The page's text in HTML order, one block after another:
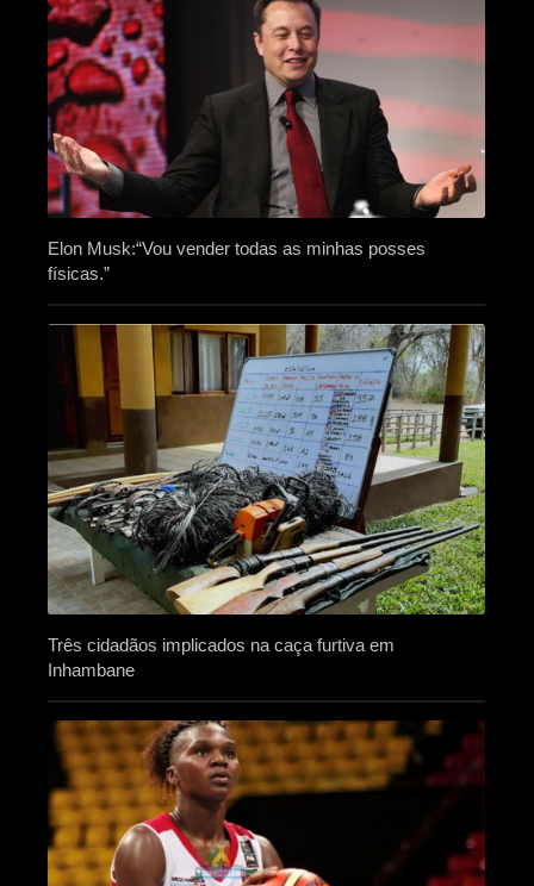
Elon Musk:“Vou vender todas as minhas posses
físicas.”
Três cidadãos implicados na caça furtiva em
Inhambane